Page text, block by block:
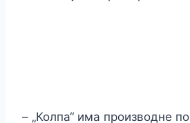
– „Колпа“ има производне